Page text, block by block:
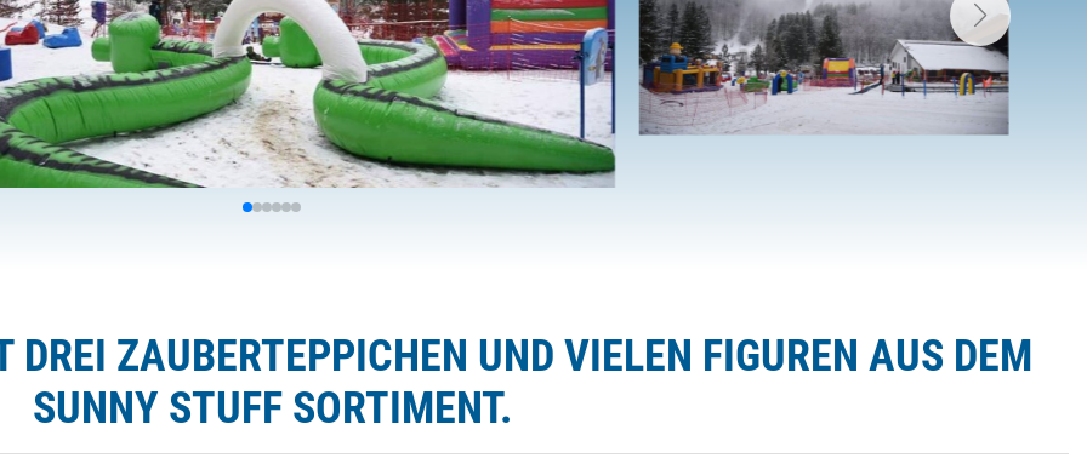
ZAUBERTEPPICHEN UND VIELEN FIGUREN AUS DEM
SUNNY STUFF SORTIMENT.